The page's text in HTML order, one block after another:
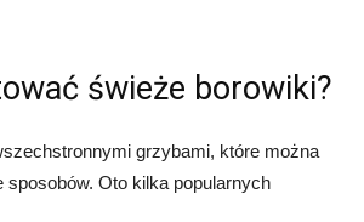
świeże borowiki?
grzybami, które można
sposobów. Oto kilka popularnych